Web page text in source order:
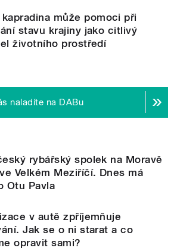
kapradina může pomoci při
stavu krajiny jako citlivý
životního prostředí
naladíte na DABu
rybářský spolek na Moravě
Velkém Meziříčí. Dnes má
Otu Pavla
v autě zpříjemňuje
Jak se o ni starat a co
opravit sami?